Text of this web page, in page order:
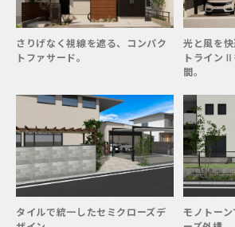
さりげなく視線を遮る、コンパク
トファサード。
光と風を
トラインⅡ
間。
タイルで統一したセミクローズデ
モノトー